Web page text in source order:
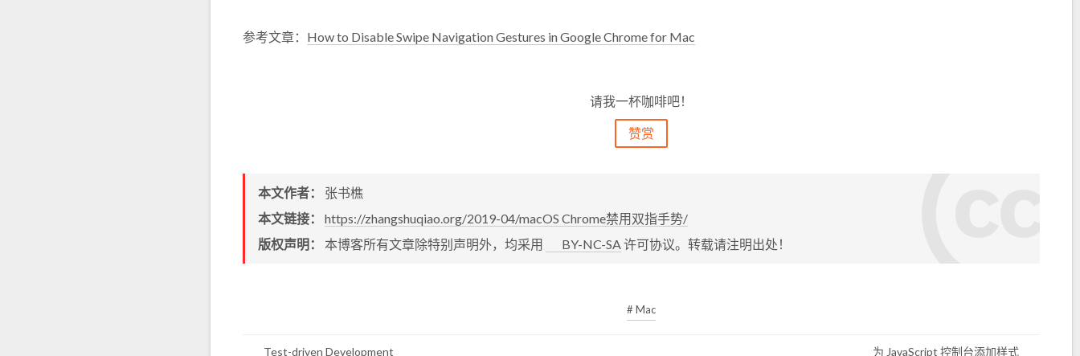
参考文章： How to Disable Swipe Navigation Gestures in Google Chrome for Mac
请我一杯咖啡吧！
赞赏
本文作者： 张书樵
本文链接：
https://zhangshuqiao.org/2019-04/macOS Chrome禁用双指手势/
版权声明： 本博客所有文章除特别声明外，均采用 BY-NC-SA许可协议。转载请注明出处！
# Mac
Test-driven Development 为 JavaScript 控制台添加样式